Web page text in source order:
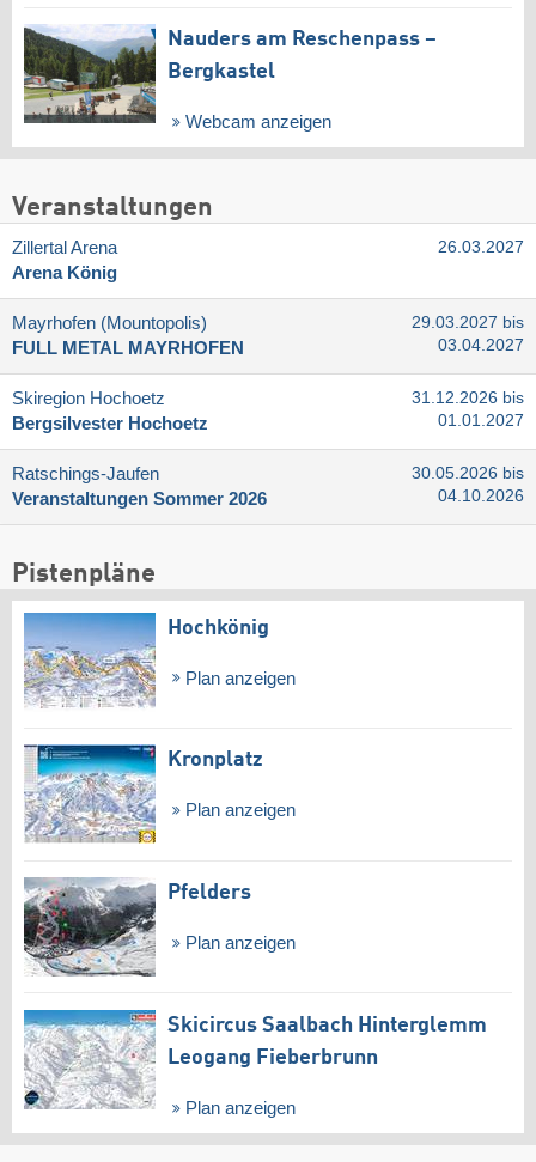
Nauders am Reschenpass –
Bergkastel
Webcam anzeigen
Veranstaltungen
Zillertal Arena
Arena König
26.03.2027
Mayrhofen (Mountopolis)
FULL METAL MAYRHOFEN
29.03.2027 bis
03.04.2027
Skiregion Hochoetz
Bergsilvester Hochoetz
31.12.2026 bis
01.01.2027
Ratschings-Jaufen
Veranstaltungen Sommer 2026
30.05.2026 bis
04.10.2026
Pistenpläne
Hochkönig
Plan anzeigen
Kronplatz
Plan anzeigen
Pfelders
Plan anzeigen
Skicircus Saalbach Hinterglemm
Leogang Fieberbrunn
Plan anzeigen